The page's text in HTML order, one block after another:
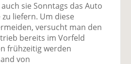
sie Sonntags das Auto
liefern. Um diese
versucht man den
bereits im Vorfeld
frühzeitig werden
von